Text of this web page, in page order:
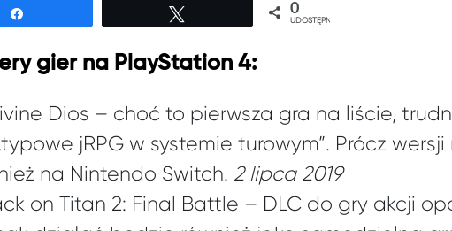
0
UDOSTĘPNIEŃ
gier na PlayStation 4:
Dios – choć to pierwsza gra na liście,
jRPG w systemie turowym”. Prócz
na Nintendo Switch. 2 lipca 2019
on Titan 2: Final Battle – DLC do gry akcji